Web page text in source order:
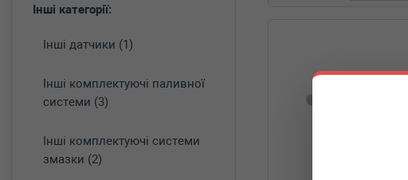
Інші категорії:
Інші датчики (1)
Інші комплектуючі паливної
системи (3)
Інші комплектуючі системи
змазки (2)